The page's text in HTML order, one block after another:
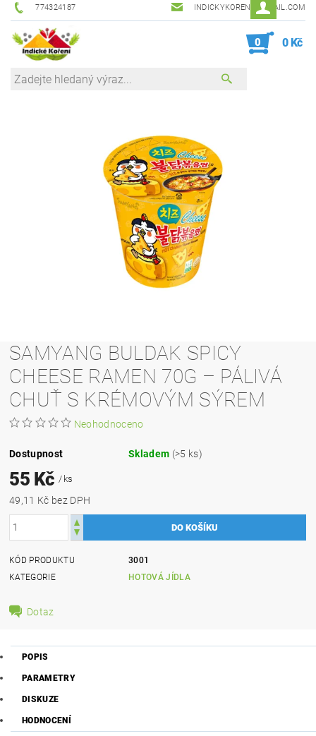
774324187 INDICKYKORENI@GMAIL.COM
0 0 Kč
SAMYANG BULDAK SPICY
CHEESE RAMEN 70G – PÁLIVÁ
CHUŤ S KRÉMOVÝM SÝREM
Neohodnoceno
Dostupnost Skladem (>5 ks)
55 Kč/ ks
49,11 Kč bez DPH
KÓD PRODUKTU
3001
KATEGORIE
HOTOVÁ JÍDLA
Dotaz
POPIS
PARAMETRY
DISKUZE
HODNOCENÍ